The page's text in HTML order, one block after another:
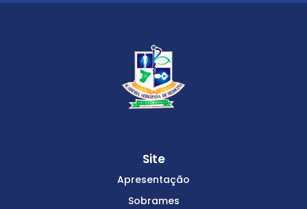
Site
Apresentação
Sobrames